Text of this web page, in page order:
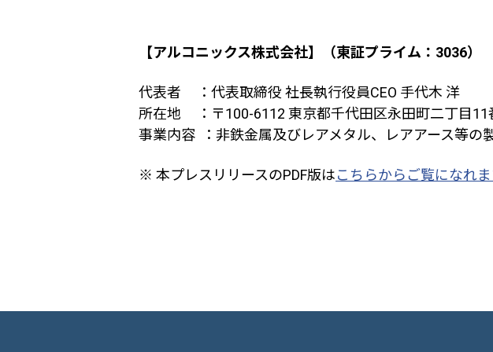
【アルコニックス株式会社】（東証プライム： 3036）
代表者 ：代表取締役 社長執行役員CEO 手代木 洋
所在地
：〒100-6112 東京都千代田区永田町二丁目 11
事業内容
：非鉄金属及びレアメタル、レアアース等
※ 本プレスリリースのPDF版はこちらからご覧になれま